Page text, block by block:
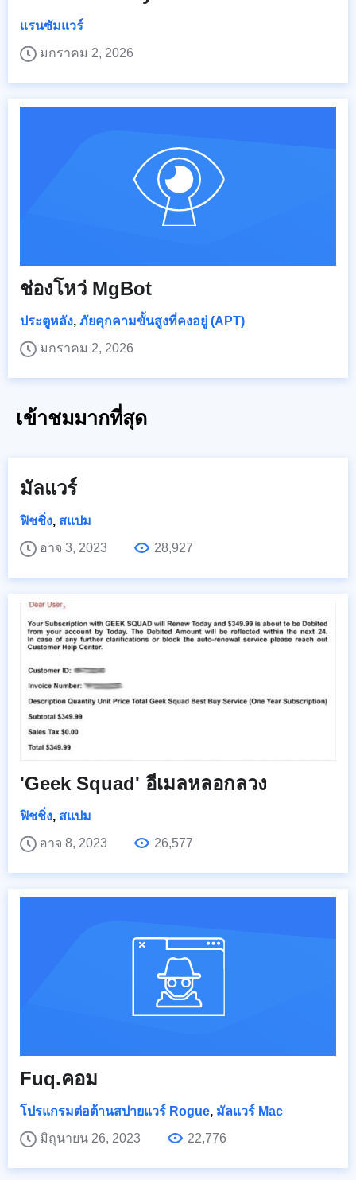
แรนซัมแวร์
มกราคม 2, 2026
ช่องโหว่ MgBot
ประตูหลัง, ภัยคุกคามขั้นสูงที่คงอยู่ (APT)
มกราคม 2, 2026
เข้าชมมากที่สุด
มัลแวร์
ฟิชชิ่ง, สแปม
อาจ 3, 2023
28,927
'Geek Squad' อีเมลหลอกลวง
ฟิชชิ่ง, สแปม
อาจ 8, 2023
26,577
Fuq.คอม
โปรแกรมต่อต้านสปายแวร์ Rogue, มัลแวร์ Mac
มิถุนายน 26, 2023
22,776